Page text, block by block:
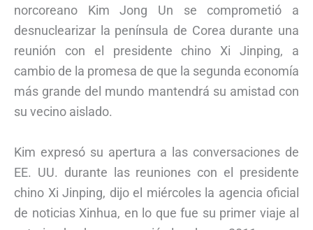
norcoreano Kim Jong Un se comprometió a
desnuclearizar la península de Corea durante una
reunión con el presidente chino Xi Jinping, a
cambio de la promesa de que la segunda economía
más grande del mundo mantendrá su amistad con
su vecino aislado.
Kim expresó su apertura a las conversaciones de
EE. UU. durante las reuniones con el presidente
chino Xi Jinping, dijo el miércoles la agencia oficial
de noticias Xinhua, en lo que fue su primer viaje al